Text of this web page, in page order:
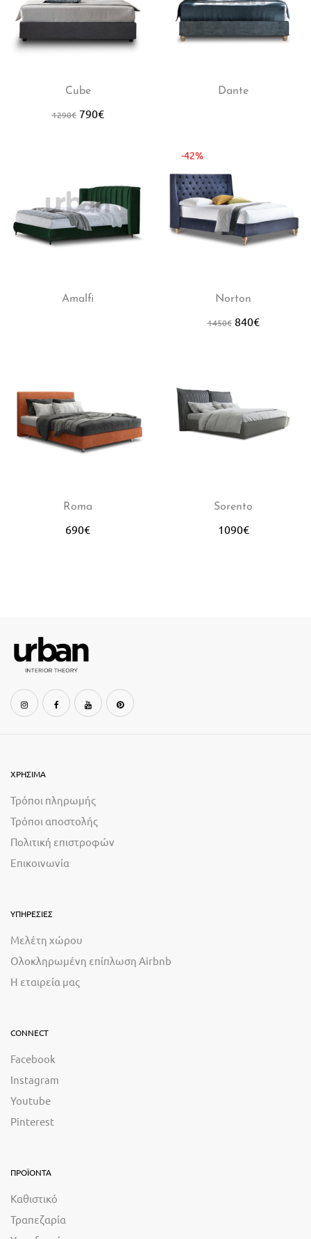
Cube
1290€ 790€
Dante
Amalfi
-42%
Norton
1450€ 840€
Roma
690€
Sorento
1090€
ΧΡΗΣΙΜΑ
Τρόποι πληρωμής
Τρόποι αποστολής
Πολιτική επιστροφών
Επικοινωνία
ΥΠΗΡΕΣΙΕΣ
Μελέτη χώρου
Ολοκληρωμένη επίπλωση Airbnb
Η εταιρεία μας
CONNECT
Facebook
Instagram
Youtube
Pinterest
ΠΡΟΪΟΝΤΑ
Καθιστικό
Τραπεζαρία